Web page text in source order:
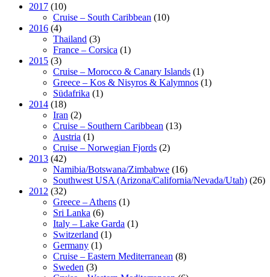
2017 (10)
Cruise – South Caribbean (10)
2016 (4)
Thailand (3)
France – Corsica (1)
2015 (3)
Cruise – Morocco & Canary Islands (1)
Greece – Kos & Nisyros & Kalymnos (1)
Südafrika (1)
2014 (18)
Iran (2)
Cruise – Southern Caribbean (13)
Austria (1)
Cruise – Norwegian Fjords (2)
2013 (42)
Namibia/Botswana/Zimbabwe (16)
Southwest USA (Arizona/California/Nevada/Utah) (26)
2012 (32)
Greece – Athens (1)
Sri Lanka (6)
Italy – Lake Garda (1)
Switzerland (1)
Germany (1)
Cruise – Eastern Mediterranean (8)
Sweden (3)